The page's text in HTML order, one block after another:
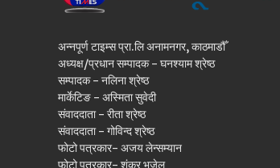
अन्नपूर्ण टाइम्स प्रा.लि अनामनगर, काठमाडौँ
अध्यक्ष/प्रधान सम्पादक - घनश्याम श्रेष्ठ
सम्पादक - नलिना श्रेष्ठ
मार्केटिङ - अस्मिता सुवेदी
संवाददाता - रीता श्रेष्ठ
संवाददाता - गोविन्द श्रेष्ठ
फोटो पत्रकार- अजय लेन्सम्यान
फोटो पत्रकार- शंकर भुजेल